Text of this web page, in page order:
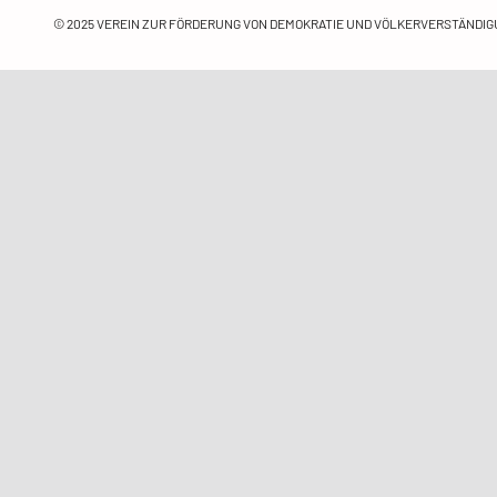
© 2025VEREIN ZUR FÖRDERUNG VON DEMOKRATIE UND